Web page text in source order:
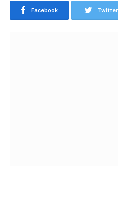
Facebook Twitter